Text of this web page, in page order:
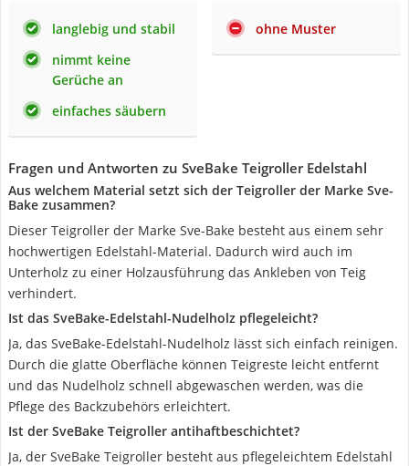
langlebig und stabil
nimmt keine
Gerüche an
einfaches säubern
ohne Muster
Fragen und Antworten zu SveBake Teigroller Edelstahl
Aus welchem Material setzt sich der Teigroller der Marke Sve-
Bake zusammen?
Dieser Teigroller der Marke Sve-Bake besteht aus einem sehr
hochwertigen Edelstahl-Material. Dadurch wird auch im
Unterholz zu einer Holzausführung das Ankleben von Teig
verhindert.
Ist das SveBake-Edelstahl-Nudelholz pflegeleicht?
Ja, das SveBake-Edelstahl-Nudelholz lässt sich einfach reinigen.
Durch die glatte Oberfläche können Teigreste leicht entfernt
und das Nudelholz schnell abgewaschen werden, was die
Pflege des Backzubehörs erleichtert.
Ist der SveBake Teigroller antihaftbeschichtet?
Ja, der SveBake Teigroller besteht aus pflegeleichtem Edelstahl